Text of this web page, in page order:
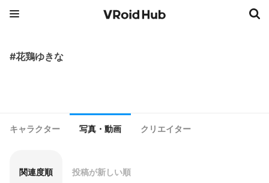
#花鶏ゆきな
キャラクター 写真・動画 クリエイター
関連度順 投稿が新しい順